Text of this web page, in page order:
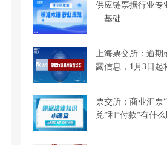
供应链票据行业专
—基础…
上海票交所：逾期
露信息，1月3日
票交所：商业汇票
兑”和“付款”有什